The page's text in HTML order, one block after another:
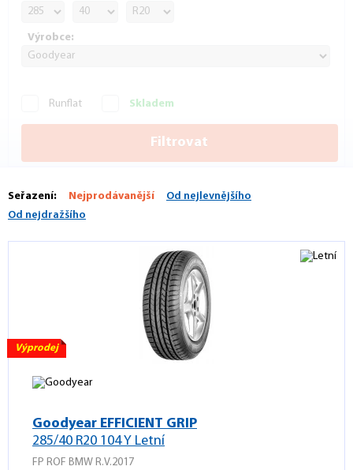
Výrobce:
Runflat Skladem
Filtrovat
Seřazení: Nejprodávanější
Od nejlevnějšího
Od nejdražšího
Výprodej
Goodyear EFFICIENT GRIP
285/40 R20 104 Y Letní
FP ROF BMW R.V.2017